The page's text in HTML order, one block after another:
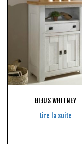
BIBUS WHITNEY
Lire la suite